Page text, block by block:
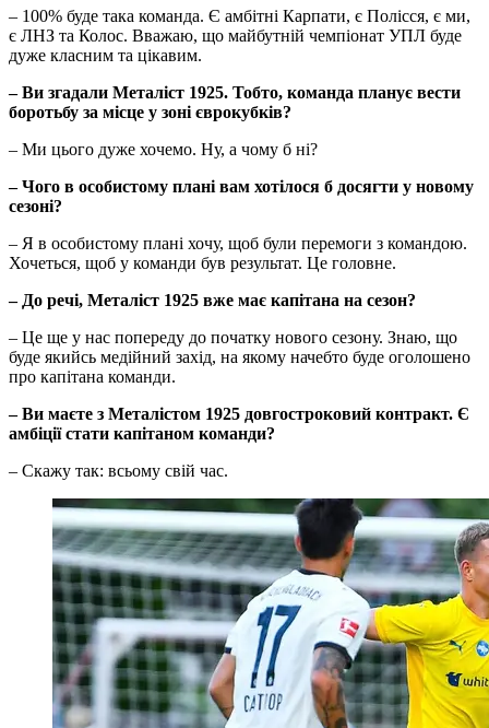
– 100% буде така команда. Є амбітні Карпати, є Полісся, є ми,
є ЛНЗ та Колос. Вважаю, що майбутній чемпіонат УПЛ буде
дуже класним та цікавим.
–​​​​​​​ Ви згадали Металіст 1925. Тобто, команда планує вести
боротьбу за місце у зоні єврокубків?
– Ми цього дуже хочемо. Ну, а чому б ні?
–​​​​​​​ Чого в особистому плані вам хотілося б досягти у новому
сезоні?
– Я в особистому плані хочу, щоб були перемоги з командою.
Хочеться, щоб у команди був результат. Це головне.
–​​​​​​​ До речі, Металіст 1925 вже має капітана на сезон?
– Це ще у нас попереду до початку нового сезону. Знаю, що
буде якийсь медійний захід, на якому начебто буде оголошено
про капітана команди.
–​​​​​​​ Ви маєте з Металістом 1925 довгостроковий контракт. Є
амбіції стати капітаном команди?
– Скажу так: всьому свій час.